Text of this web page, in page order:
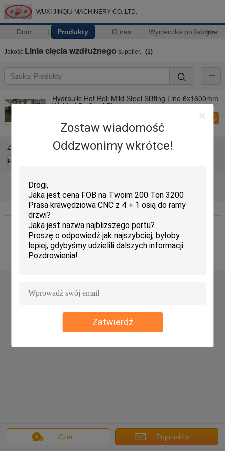
WUXI JINQIU MACHINERY CO.,LTD.
Dom Produkty O nas Wycieczka po fabryce
>>
Zostaw wiadomość
Oddzwonimy wkrótce!
Zatwierdź
Jakość Linia cięcia wzdłużnego supplier. (1)
Hydraulic Hot Roll Mild Steel Slitting Line 6x1600mm
Welded By Steel Plate
Skontaktuj się z
Czat Poprosić o
Zmień język
Polish
Dom|O nas|Skontaktuj się z nami| Sitemap| Privacy Policy
Widok pulpitu
Copyright © 2016 - 2026 WUXI JINQIU MACHINERY CO.,LTD..
All rights reserved.